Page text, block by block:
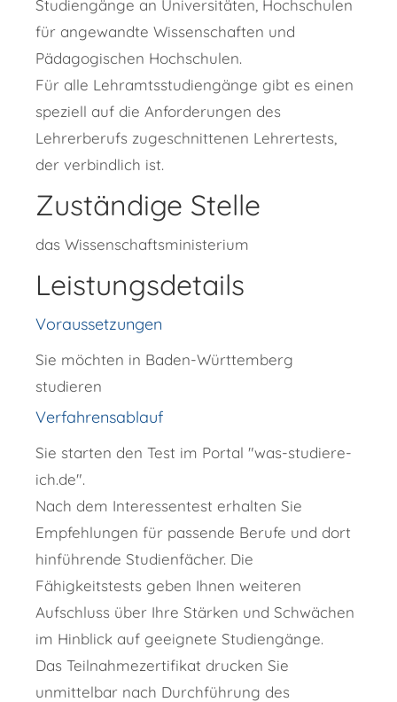
Studiengänge an Universitäten, Hochschulen
für angewandte Wissenschaften und
Pädagogischen Hochschulen.
Für alle Lehramtsstudiengänge gibt es einen
speziell auf die Anforderungen des
Lehrerberufs zugeschnittenen Lehrertests,
der verbindlich ist.
Zuständige Stelle
das Wissenschaftsministerium
Leistungsdetails
Voraussetzungen
Sie möchten in Baden-Württemberg
studieren
Verfahrensablauf
Sie starten den Test im Portal "was-studiere-
ich.de".
Nach dem Interessentest erhalten Sie
Empfehlungen für passende Berufe und dort
hinführende Studienfächer. Die
Fähigkeitstests geben Ihnen weiteren
Aufschluss über Ihre Stärken und Schwächen
im Hinblick auf geeignete Studiengänge.
Das Teilnahmezertifikat drucken Sie
unmittelbar nach Durchführung des